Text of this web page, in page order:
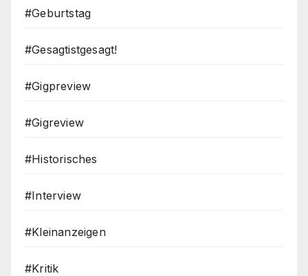
#Geburtstag
#Gesagtistgesagt!
#Gigpreview
#Gigreview
#Historisches
#Interview
#Kleinanzeigen
#Kritik